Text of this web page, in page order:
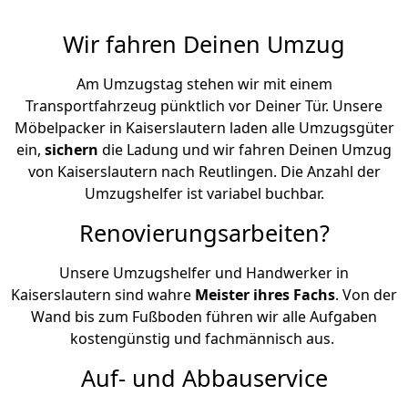
Wir fahren Deinen Umzug
Am Umzugstag stehen wir mit einem
Transportfahrzeug pünktlich vor Deiner Tür. Unsere
Möbelpacker in Kaiserslautern laden alle Umzugsgüter
ein, sichern die Ladung und wir fahren Deinen Umzug
von Kaiserslautern nach Reutlingen. Die Anzahl der
Umzugshelfer ist variabel buchbar.
Renovierungsarbeiten?
Unsere Umzugshelfer und Handwerker in
Kaiserslautern sind wahre Meister ihres Fachs. Von der
Wand bis zum Fußboden führen wir alle Aufgaben
kostengünstig und fachmännisch aus.
Auf- und Abbauservice